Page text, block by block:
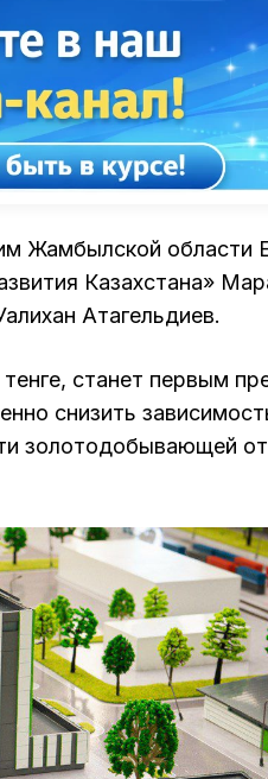
Жамбылской области
Казахстана»
Атагельдиев.
станет первым
снизить
золотодобывающей